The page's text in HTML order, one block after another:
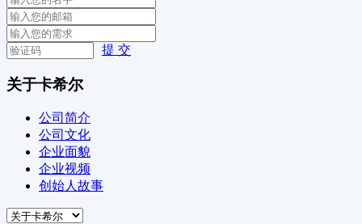
提 交
关于卡希尔
公司简介
公司文化
企业面貌
企业视频
创始人故事